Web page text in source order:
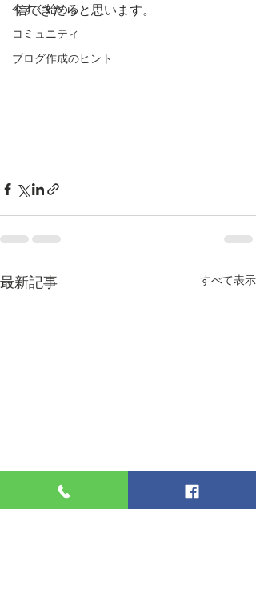
今すぐ始める
コミュニティ
ブログ作成のヒント
信できたらと思います。
最新記事 すべて表示